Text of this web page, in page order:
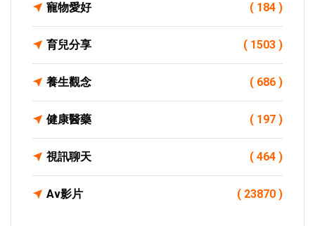
寵物愛好 ( 184 )
育兒分享 ( 1503 )
養生觀念 ( 686 )
健康醫藥 ( 197 )
視訊聊天 ( 464 )
Av影片 ( 23870 )